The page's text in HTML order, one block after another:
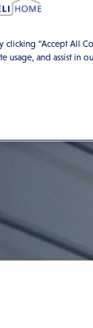
ansehen?
clicking “Accept All
usage, and assist in